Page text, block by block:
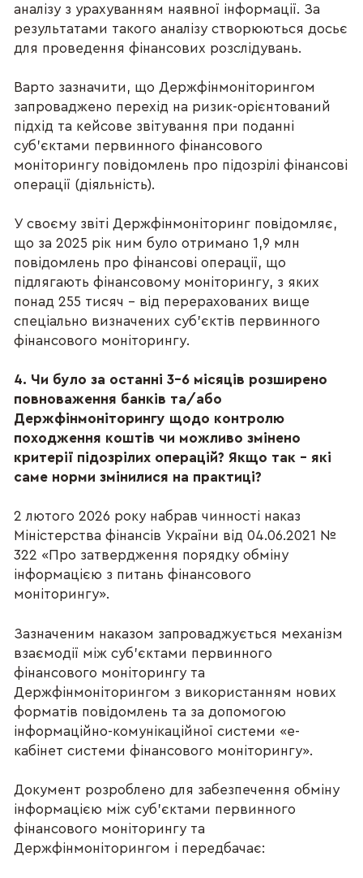
аналізу з урахуванням наявної інформації. За
результатами такого аналізу створюються досьє
для проведення фінансових розслідувань.
Варто зазначити, що Держфінмоніторингом
запроваджено перехід на ризик-орієнтований
підхід та кейсове звітування при поданні
суб’єктами первинного фінансового
моніторингу повідомлень про підозрілі фінансові
операції (діяльність).
У своєму звіті Держфінмоніторинг повідомляє,
що за 2025 рік ним було отримано 1,9 млн
повідомлень про фінансові операції, що
підлягають фінансовому моніторингу, з яких
понад 255 тисяч – від перерахованих вище
спеціально визначених суб’єктів первинного
фінансового моніторингу.
4. Чи було за останні 3–6 місяців розширено
повноваження банків та/або
Держфінмоніторингу щодо контролю
походження коштів чи можливо змінено
критерії підозрілих операцій? Якщо так – які
саме норми змінилися на практиці?
2 лютого 2026 року набрав чинності наказ
Міністерства фінансів України від 04.06.2021 №
322 «Про затвердження порядку обміну
інформацією з питань фінансового
моніторингу».
Зазначеним наказом запроваджується механізм
взаємодії між суб’єктами первинного
фінансового моніторингу та
Держфінмоніторингом з використанням нових
форматів повідомлень та за допомогою
інформаційно-комунікаційної системи «е-
кабінет системи фінансового моніторингу».
Документ розроблено для забезпечення обміну
інформацією між суб’єктами первинного
фінансового моніторингу та
Держфінмоніторингом і передбачає: